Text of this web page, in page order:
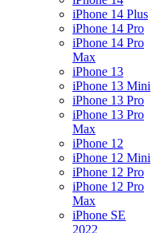
iPhone 14 Plus
iPhone 14 Pro
iPhone 14 Pro
Max
iPhone 13
iPhone 13 Mini
iPhone 13 Pro
iPhone 13 Pro
Max
iPhone 12
iPhone 12 Mini
iPhone 12 Pro
iPhone 12 Pro
Max
iPhone SE
2022